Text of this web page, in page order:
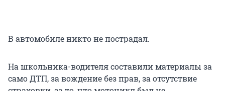
В автомобиле никто не пострадал.
На школьника-водителя составили материалы за
само ДТП, за вождение без прав, за отсутствие